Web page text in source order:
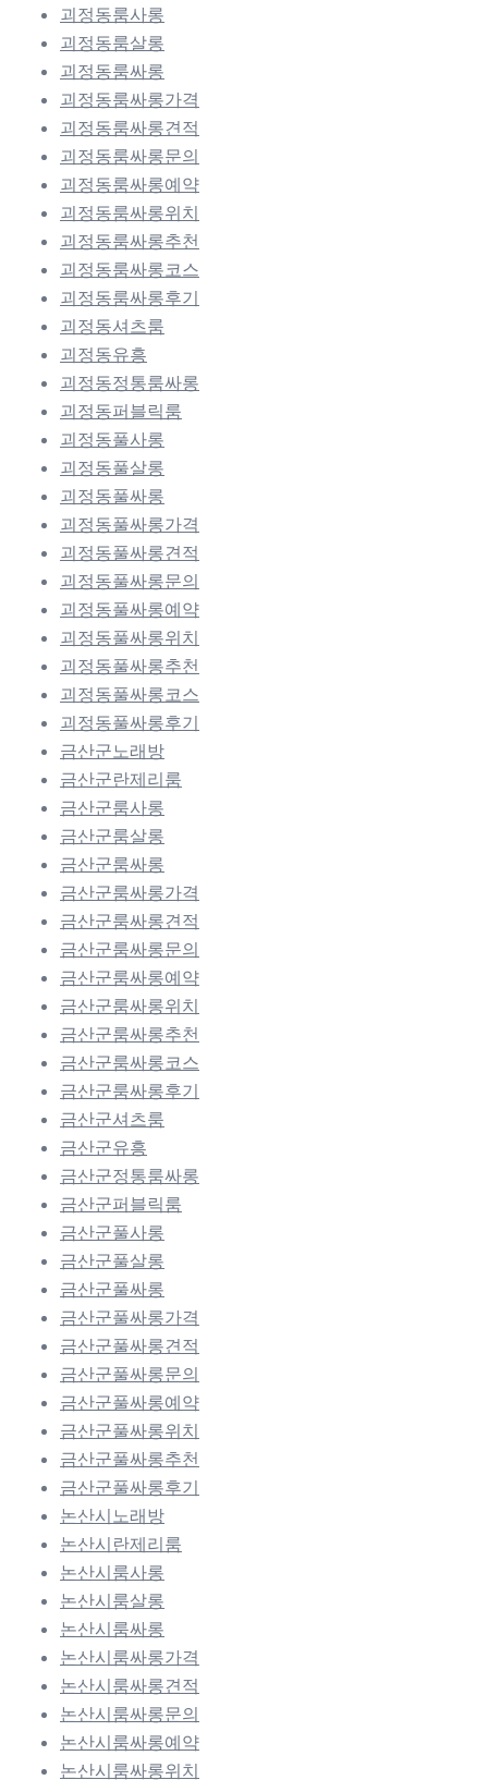
괴정동룸사롱
괴정동룸살롱
괴정동룸싸롱
괴정동룸싸롱가격
괴정동룸싸롱견적
괴정동룸싸롱문의
괴정동룸싸롱예약
괴정동룸싸롱위치
괴정동룸싸롱추천
괴정동룸싸롱코스
괴정동룸싸롱후기
괴정동셔츠룸
괴정동유흥
괴정동정통룸싸롱
괴정동퍼블릭룸
괴정동풀사롱
괴정동풀살롱
괴정동풀싸롱
괴정동풀싸롱가격
괴정동풀싸롱견적
괴정동풀싸롱문의
괴정동풀싸롱예약
괴정동풀싸롱위치
괴정동풀싸롱추천
괴정동풀싸롱코스
괴정동풀싸롱후기
금산군노래방
금산군란제리룸
금산군룸사롱
금산군룸살롱
금산군룸싸롱
금산군룸싸롱가격
금산군룸싸롱견적
금산군룸싸롱문의
금산군룸싸롱예약
금산군룸싸롱위치
금산군룸싸롱추천
금산군룸싸롱코스
금산군룸싸롱후기
금산군셔츠룸
금산군유흥
금산군정통룸싸롱
금산군퍼블릭룸
금산군풀사롱
금산군풀살롱
금산군풀싸롱
금산군풀싸롱가격
금산군풀싸롱견적
금산군풀싸롱문의
금산군풀싸롱예약
금산군풀싸롱위치
금산군풀싸롱추천
금산군풀싸롱후기
논산시노래방
논산시란제리룸
논산시룸사롱
논산시룸살롱
논산시룸싸롱
논산시룸싸롱가격
논산시룸싸롱견적
논산시룸싸롱문의
논산시룸싸롱예약
논산시룸싸롱위치